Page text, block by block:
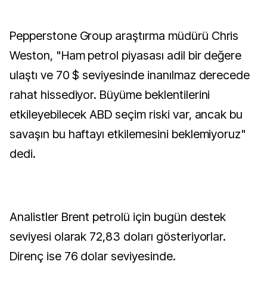
Pepperstone Group araştırma müdürü Chris
Weston, "Ham petrol piyasası adil bir değere
ulaştı ve 70 $ seviyesinde inanılmaz derecede
rahat hissediyor. Büyüme beklentilerini
etkileyebilecek ABD seçim riski var, ancak bu
savaşın bu haftayı etkilemesini beklemiyoruz"
dedi.
Analistler Brent petrolü için bugün destek
seviyesi olarak 72,83 doları gösteriyorlar.
Direnç ise 76 dolar seviyesinde.